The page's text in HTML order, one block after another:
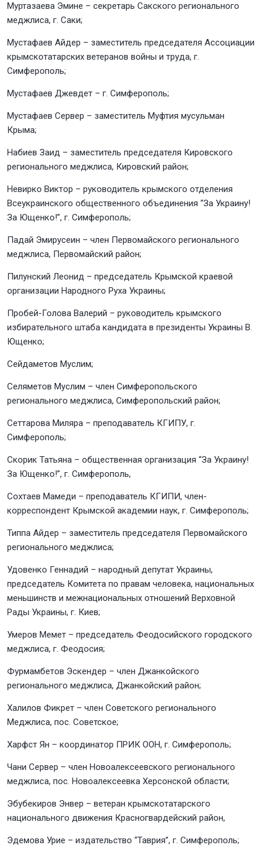
Муртазаева Эмине – секретарь Сакского регионального
меджлиса, г. Саки;
Мустафаев Айдер – заместитель председателя Ассоциации
крымскотатарских ветеранов войны и труда, г.
Симферополь;
Мустафаев Джевдет – г. Симферополь;
Мустафаев Сервер – заместитель Муфтия мусульман
Крыма;
Набиев Заид – заместитель председателя Кировского
регионального меджлиса, Кировский район;
Невирко Виктор – руководитель крымского отделения
Всеукраинского общественного объединения “За Украину!
За Ющенко!”, г. Симферополь;
Падай Эмирусеин – член Первомайского регионального
меджлиса, Первомайский район;
Пилунский Леонид – председатель Крымской краевой
организации Народного Руха Украины;
Пробей-Голова Валерий – руководитель крымского
избирательного штаба кандидата в президенты Украины В.
Ющенко;
Сейдаметов Муслим;
Селяметов Муслим – член Симферопольского
регионального меджлиса, Симферопольский район;
Сеттарова Миляра – преподаватель КГИПУ, г.
Симферополь;
Скорик Татьяна – общественная организация “За Украину!
За Ющенко!”, г. Симферополь,
Сохтаев Мамеди – преподаватель КГИПИ, член-
корреспондент Крымской академии наук, г. Симферополь;
Типпа Айдер – заместитель председателя Первомайского
регионального меджлиса;
Удовенко Геннадий – народный депутат Украины,
председатель Комитета по правам человека, национальных
меньшинств и межнациональных отношений Верховной
Рады Украины, г. Киев;
Умеров Мемет – председатель Феодосийского городского
меджлиса, г. Феодосия;
Фурмамбетов Эскендер – член Джанкойского
регионального меджлиса, Джанкойский район;
Халилов Фикрет – член Советского регионального
Меджлиса, пос. Советское;
Харфст Ян – координатор ПРИК ООН, г. Симферополь;
Чани Сервер – член Новоалексеевского регионального
меджлиса, пос. Новоалексеевка Херсонской области;
Эбубекиров Энвер – ветеран крымскотатарского
национального движения Красногвардейский район,
Эдемова Урие – издательство “Таврия”, г. Симферополь;